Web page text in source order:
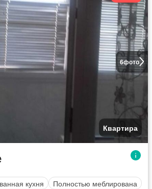
6фото
Квартира
кухня Полностью меблирована